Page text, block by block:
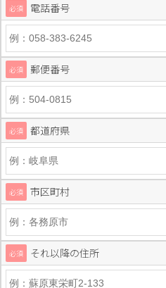
必須 電話番号
必須 郵便番号
必須 都道府県
必須 市区町村
必須 それ以降の住所